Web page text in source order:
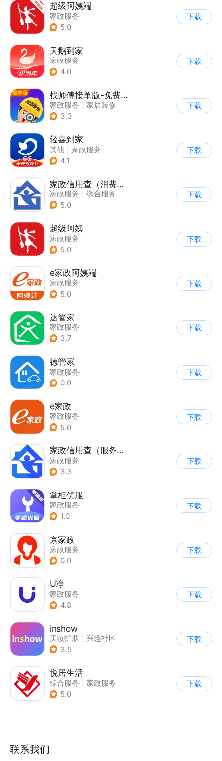
超级阿姨端
家政服务
5.0
下载
天鹅到家
家政服务
4.0
下载
找师傅接单版-免费派单接单
家政服务
家居装修
3.3
下载
轻喜到家
其他
家政服务
4.1
下载
家政信用查（消费者端）
家政服务
综合服务
5.0
下载
超级阿姨
家政服务
5.0
下载
e家政阿姨端
家政服务
5.0
下载
达管家
家政服务
3.7
下载
德管家
家政服务
0.0
下载
e家政
家政服务
5.0
下载
家政信用查（服务员端）
家政服务
3.3
下载
掌柜优服
家政服务
1.0
下载
京家政
家政服务
0.0
下载
U净
家政服务
4.8
下载
inshow
美妆护肤
兴趣社区
3.5
下载
悦居生活
综合服务
家政服务
5.0
下载
联系我们